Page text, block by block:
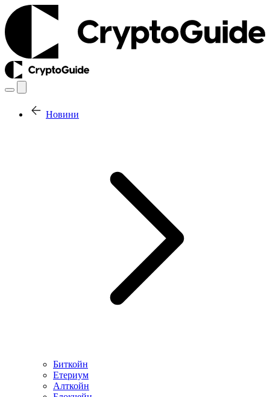
Новини
Биткойн
Етериум
Алткойн